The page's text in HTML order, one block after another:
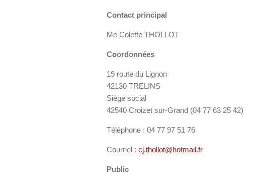
Contact principal
Me Colette THOLLOT
Coordonnées
19 route du Lignon
42130 TRELINS
Siège social
42540 Croizet sur-Grand (04 77 63 25 42)
Téléphone : 04 77 97 51 76
Courriel : cj.thollot@hotmail.fr
Public